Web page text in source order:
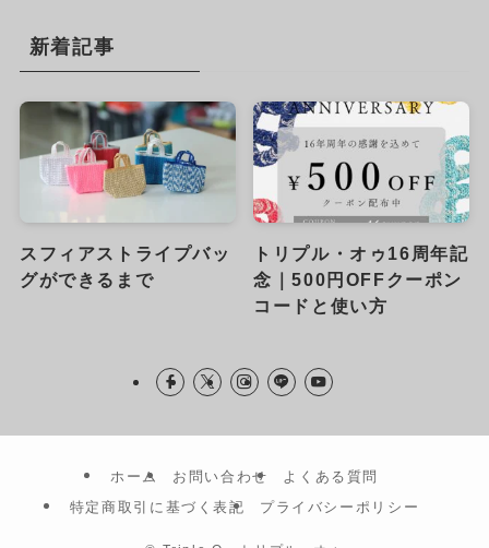
新着記事
スフィアストライプバッ
グができるまで
トリプル・オゥ16周年記
念｜500円OFFクーポン
コードと使い方
ホーム お問い合わせ
よくある質問
特定商取引に基づく表記
プライバシーポリシー